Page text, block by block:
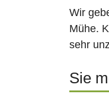
Wir
Mühe.
sehr
Sie